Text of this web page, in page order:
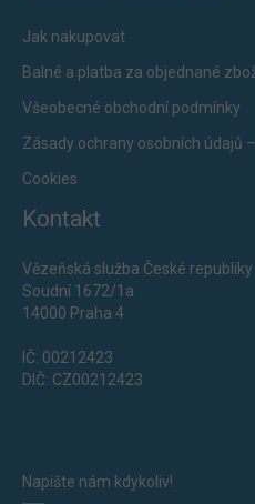
Jak nakupovat
Balné a platba za objednané
Všeobecné obchodní podmínky
Zásady ochrany osobních údajů –
Cookies
Kontakt
Vězeňská služba České republiky
Soudní 1672/1a
14000 Praha 4
IČ: 00212423
DIČ: CZ00212423
Napište nám kdykoliv!